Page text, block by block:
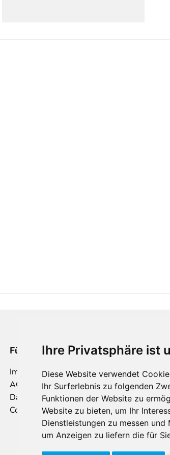
Ihre Privatsphäre ist
Diese Website verwendet
Ihr Surferlebnis zu folgenden
Funktionen der Website zu
Website zu bieten, um Ihr
Dienstleistungen zu messen
um Anzeigen zu liefern die für
Für Makler:innen
Impressum
AGB
Datenschutzklärung
Cookie Richtlinie